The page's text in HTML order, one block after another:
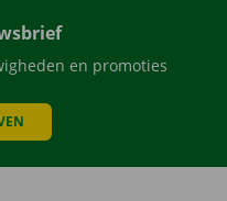
en promoties